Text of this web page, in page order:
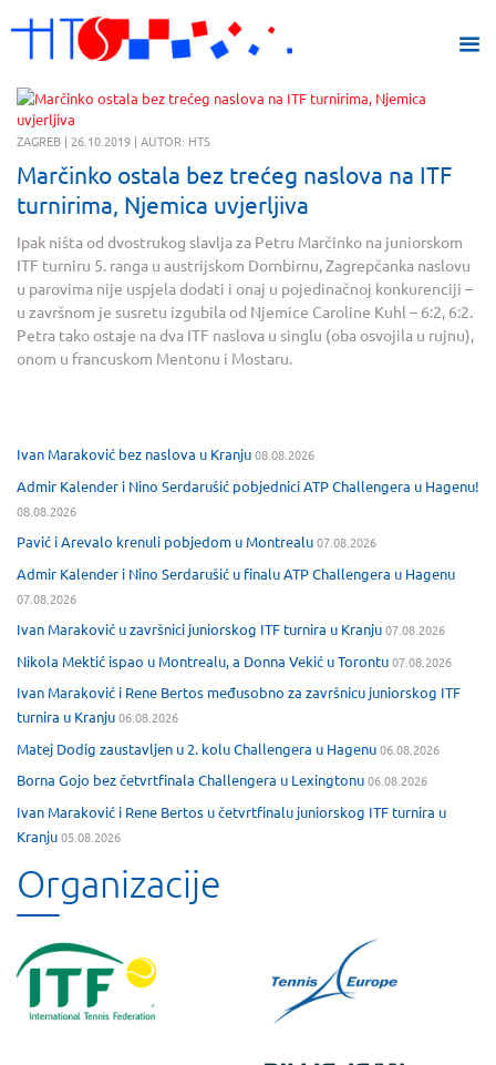
ZAGREB | 26.10.2019 | AUTOR: HTS
Marčinko ostala bez trećeg naslova na ITF
turnirima, Njemica uvjerljiva
Ipak ništa od dvostrukog slavlja za Petru Marčinko na juniorskom
ITF turniru 5. ranga u austrijskom Dornbirnu, Zagrepčanka naslovu
u parovima nije uspjela dodati i onaj u pojedinačnoj konkurenciji –
u završnom je susretu izgubila od Njemice Caroline Kuhl – 6:2, 6:2.
Petra tako ostaje na dva ITF naslova u singlu (oba osvojila u rujnu),
onom u francuskom Mentonu i Mostaru.
Ivan Maraković bez naslova u Kranju08.08.2026
Admir Kalender i Nino Serdarušić pobjednici ATP Challengera u Hagenu!
08.08.2026
Pavić i Arevalo krenuli pobjedom u Montrealu07.08.2026
Admir Kalender i Nino Serdarušić u finalu ATP Challengera u Hagenu
07.08.2026
Ivan Maraković u završnici juniorskog ITF turnira u Kranju07.08.2026
Nikola Mektić ispao u Montrealu, a Donna Vekić u Torontu07.08.2026
Ivan Maraković i Rene Bertos međusobno za završnicu juniorskog ITF
turnira u Kranju06.08.2026
Matej Dodig zaustavljen u 2. kolu Challengera u Hagenu06.08.2026
Borna Gojo bez četvrtfinala Challengera u Lexingtonu06.08.2026
Ivan Maraković i Rene Bertos u četvrtfinalu juniorskog ITF turnira u
Kranju05.08.2026
Organizacije